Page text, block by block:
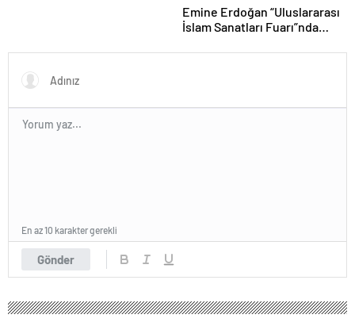
Emine Erdoğan “Uluslararası
İslam Sanatları Fuarı”nda
Gönder
En az 10 karakter gerekli